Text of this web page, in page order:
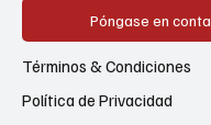
Póngase en
Política de Privacidad
Términos & Condiciones